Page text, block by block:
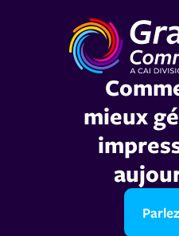
mieux